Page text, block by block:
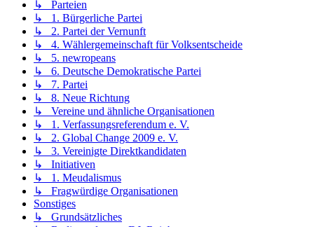
↳ 6. Deutsche Demokratische Partei
↳ 7. Partei
↳ 8. Neue Richtung
↳ Vereine und ähnliche Organisationen
↳ 1. Verfassungsreferendum e. V.
↳ 2. Global Change 2009 e. V.
↳ 3. Vereinigte Direktkandidaten
↳ Initiativen
↳ 1. Meudalismus
↳ Fragwürdige Organisationen
Sonstiges
↳ Grundsätzliches
↳ Radiosendungen DJ_Rainbow
Archiv
↳ Wichtige Dokumente
↳ Wichtige Links
↳ Dein erstes Forum